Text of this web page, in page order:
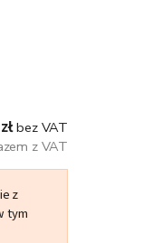
bez VAT
z VAT
z
tym